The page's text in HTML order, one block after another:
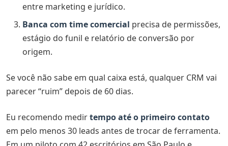
entre marketing e jurídico.
Banca com time comercial precisa de permissões,
estágio do funil e relatório de conversão por
origem.
Se você não sabe em qual caixa está, qualquer CRM vai
parecer “ruim” depois de 60 dias.
Eu recomendo medirtempo até o primeiro contato
em pelo menos 30 leads antes de trocar de ferramenta.